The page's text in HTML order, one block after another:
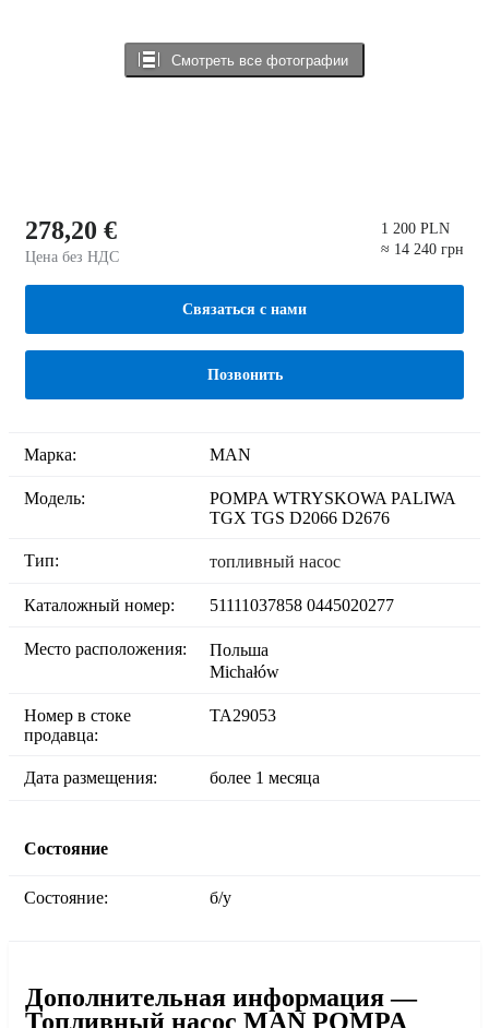
Смотреть все фотографии
278,20 €
Цена без НДС
1 200 PLN
≈ 14 240 грн
Связаться с нами
Позвонить
Марка: MAN
Модель:
POMPA WTRYSKOWA PALIWA
TGX TGS D2066 D2676
Тип: топливный насос
Каталожный номер: 51111037858 0445020277
Место расположения:
Польша
Michałów
Номер в стоке
продавца:
TA29053
Дата размещения: более 1 месяца
Состояние
Состояние: б/у
Дополнительная информация —
Топливный насос MAN POMPA